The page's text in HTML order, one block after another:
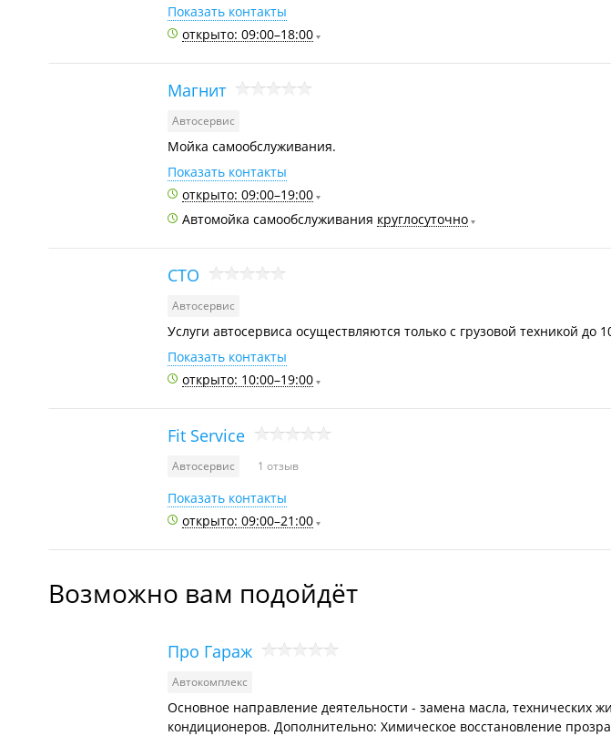
Показать контакты
открыто: 09:00–18:00
Магнит
Автосервис
Мойка самообслуживания.
Показать контакты
открыто: 09:00–19:00
Автомойка самообслуживания круглосуточно
СТО
Автосервис
Услуги автосервиса осуществляются только с грузовой техникой до
Показать контакты
открыто: 10:00–19:00
Fit Service
Автосервис 1 отзыв
Показать контакты
открыто: 09:00–21:00
Возможно вам подойдёт
Про Гараж
Автокомплекс
Основное направление деятельности - замена масла, технических
кондиционеров. Дополнительно: Химическое восстановление